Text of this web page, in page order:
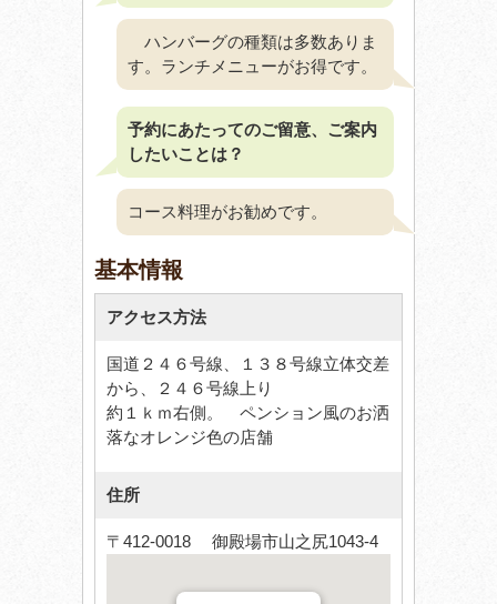
ハンバーグの種類は多数ありま
す。ランチメニューがお得です。
予約にあたってのご留意、ご案内
したいことは？
コース料理がお勧めです。
基本情報
アクセス方法
国道２４６号線、１３８号線立体交差
から、２４６号線上り
約１ｋｍ右側。 ペンション風のお洒
落なオレンジ色の店舗
住所
〒412-0018 御殿場市山之尻1043-4